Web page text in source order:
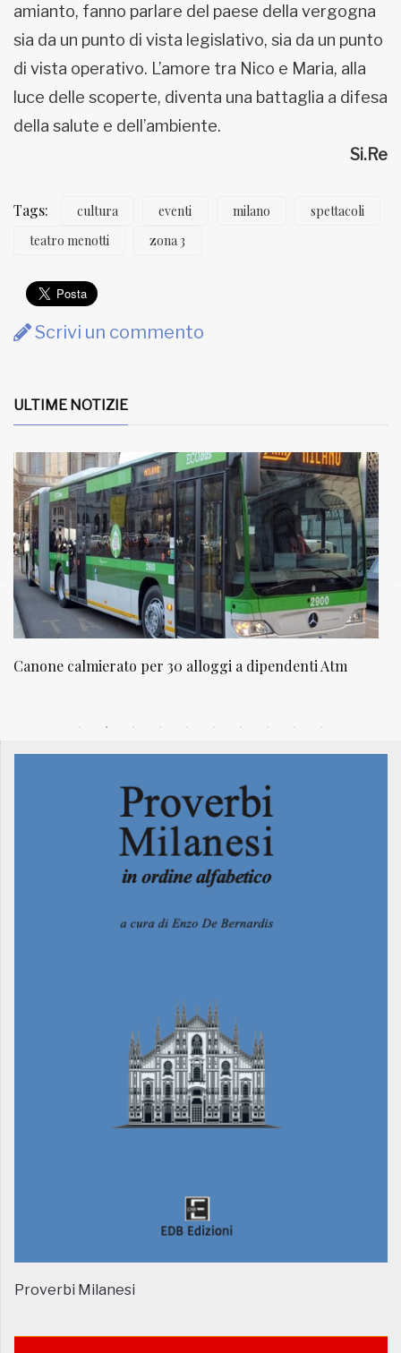
amianto, fanno parlare del paese della vergogna
sia da un punto di vista legislativo, sia da un punto
di vista operativo. L’amore tra Nico e Maria, alla
luce delle scoperte, diventa una battaglia a difesa
della salute e dell’ambiente.
Si.Re
Tags: cultura eventi milano
spettacoli
teatro menotti
zona 3
Scrivi un commento
ULTIME NOTIZIE
NATUROPATIA IN BREVE 20/01
Proverbi Milanesi